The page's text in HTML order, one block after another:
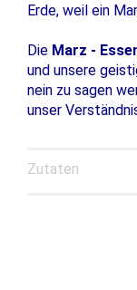
Erde, weil ein
Die Marz -
und unsere
nein zu sagen
unser
Zutaten